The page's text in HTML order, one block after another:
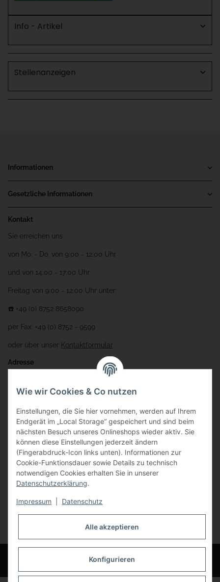
Info - Artikel
Stellenanzeigen
Informationen
Gesetzliche Informationen
Kontakt
Sie erreichen uns
von Mo. - Do. von 9:00 - 12:00 Uhr
und von 14:00 - 17:00 Uhr
Freitag von 9:00 - 12:00 Uhr unter:
☎️ +49 (0) 8752 8658090
per Fax: +49 (0) 8752 - 9599
oder über unser Kontaktformular
Adresse
Gewerbering 17
84072 Au i.d. Hallertau
info@bauer-tore.de
Vertrag widerrufen
* Alle Preise inkl. gesetzlicher USt., zzgl.Versand
© Bauer-Systemtechnik GmbH - Technische Änderungen und Irrtümer
vorbehalten
Wie wir Cookies & Co nutzen
Einstellungen, die Sie hier vornehmen, werden auf Ihrem
Endgerät im „Local Storage“ gespeichert und sind beim
nächsten Besuch unseres Onlineshops wieder aktiv. Sie
können diese Einstellungen jederzeit ändern
(Fingerabdruck-Icon links unten). Informationen zur
Cookie-Funktionsdauer sowie Details zu technisch
notwendigen Cookies erhalten Sie in unserer
Datenschutzerklärung.
Impressum Datenschutz
Alle akzeptieren
Konfigurieren